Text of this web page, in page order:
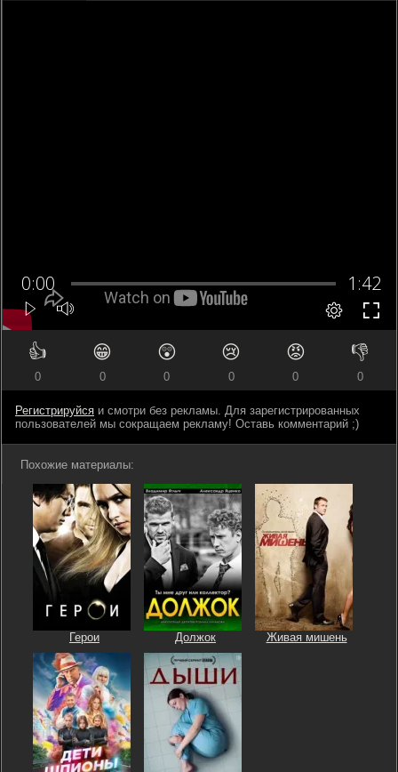
👍
0
😁
0
😲
0
😢
0
😡
0
👎
0
Регистрируйся и смотри без рекламы. Для зарегистрированных
пользователей мы сокращаем рекламу! Оставь комментарий ;)
Похожие материалы:
Герои Должок Живая мишень